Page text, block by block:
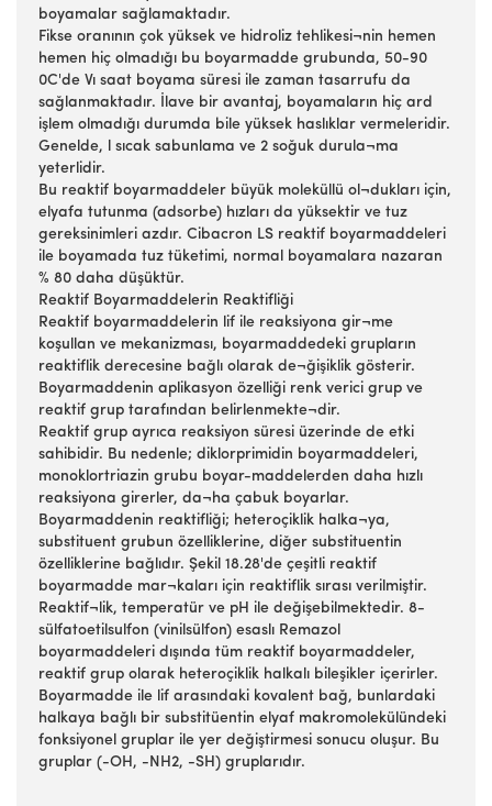
boyamalar sağlamaktadır.
Fikse oranının çok yüksek ve hidroliz tehlikesi¬nin hemen
hemen hiç olmadığı bu boyarmadde grubunda, 50-90
0C'de Vı saat boyama süresi ile zaman tasarrufu da
sağlanmaktadır. İlave bir avantaj, boyamaların hiç ard
işlem olmadığı durumda bile yüksek haslıklar vermeleridir.
Genelde, l sıcak sabunlama ve 2 soğuk durula¬ma
yeterlidir.
Bu reaktif boyarmaddeler büyük moleküllü ol¬dukları için,
elyafa tutunma (adsorbe) hızları da yüksektir ve tuz
gereksinimleri azdır. Cibacron LS reaktif boyarmaddeleri
ile boyamada tuz tüketimi, normal boyamalara nazaran
% 80 daha düşüktür.
Reaktif Boyarmaddelerin Reaktifliği
Reaktif boyarmaddelerin lif ile reaksiyona gir¬me
koşullan ve mekanizması, boyarmaddedeki grupların
reaktiflik derecesine bağlı olarak de¬ğişiklik gösterir.
Boyarmaddenin aplikasyon özelliği renk verici grup ve
reaktif grup tarafından belirlenmekte¬dir.
Reaktif grup ayrıca reaksiyon süresi üzerinde de etki
sahibidir. Bu nedenle; diklorprimidin boyarmaddeleri,
monoklortriazin grubu boyar-maddelerden daha hızlı
reaksiyona girerler, da¬ha çabuk boyarlar.
Boyarmaddenin reaktifliği; heteroçiklik halka¬ya,
substituent grubun özelliklerine, diğer substituentin
özelliklerine bağlıdır. Şekil 18.28'de çeşitli reaktif
boyarmadde mar¬kaları için reaktiflik sırası verilmiştir.
Reaktif¬lik, temperatür ve pH ile değişebilmektedir. 8-
sülfatoetilsulfon (vinilsülfon) esaslı Remazol
boyarmaddeleri dışında tüm reaktif boyarmaddeler,
reaktif grup olarak heteroçiklik halkalı bileşikler içerirler.
Boyarmadde ile lif arasındaki kovalent bağ, bunlardaki
halkaya bağlı bir substitüentin elyaf makromolekülündeki
fonksiyonel gruplar ile yer değiştirmesi sonucu oluşur. Bu
gruplar (-OH, -NH2, -SH) gruplarıdır.